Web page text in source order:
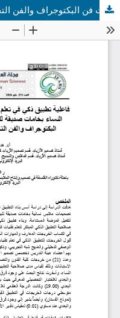
فاعلية تطبيق ذكي في تعلم تقنيات التشكيل على المانيكان لملابس النساء بخامات صديقة للبيئة مستوحاه من دمج جماليات فن البكتوجراف والفن التجريدي لتفعيل الموضة المستدامة